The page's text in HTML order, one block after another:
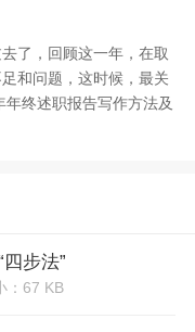
了，回顾这一年，在取
和问题，这时候，最关
终述职报告写作方法及
步法”
：67 KB